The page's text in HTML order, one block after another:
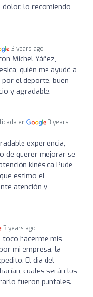
lo recomiendo
3 years ago
Michel Yáñez,
quién me ayudó a
el deporte, buen
y agradable.
en
3 years
experiencia,
de querer mejorar se
kinésica Pude
estimo el
atención y
3 years ago
toco hacerme mis
mi empresa, la
El dia del
cuales serán los
fueron puntales.